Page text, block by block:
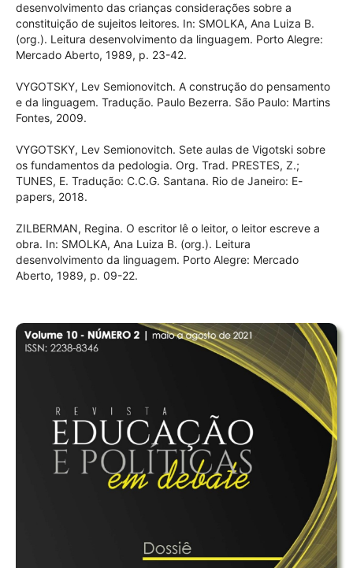
desenvolvimento das crianças considerações sobre a
constituição de sujeitos leitores. In: SMOLKA, Ana Luiza B.
(org.). Leitura desenvolvimento da linguagem. Porto Alegre:
Mercado Aberto, 1989, p. 23-42.
VYGOTSKY, Lev Semionovitch. A construção do pensamento
e da linguagem. Tradução. Paulo Bezerra. São Paulo: Martins
Fontes, 2009.
VYGOTSKY, Lev Semionovitch. Sete aulas de Vigotski sobre
os fundamentos da pedologia. Org. Trad. PRESTES, Z.;
TUNES, E. Tradução: C.C.G. Santana. Rio de Janeiro: E-
papers, 2018.
ZILBERMAN, Regina. O escritor lê o leitor, o leitor escreve a
obra. In: SMOLKA, Ana Luiza B. (org.). Leitura
desenvolvimento da linguagem. Porto Alegre: Mercado
Aberto, 1989, p. 09-22.